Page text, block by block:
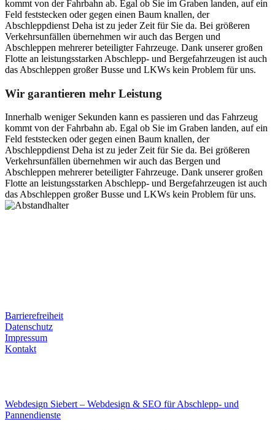
kommt von der Fahrbahn ab. Egal ob Sie im Graben landen, auf ein
Feld feststecken oder gegen einen Baum knallen, der
Abschleppdienst Deha ist zu jeder Zeit für Sie da. Bei größeren
Verkehrsunfällen übernehmen wir auch das Bergen und
Abschleppen mehrerer beteiligter Fahrzeuge. Dank unserer großen
Flotte an leistungsstarken Abschlepp- und Bergefahrzeugen ist auch
das Abschleppen großer Busse und LKWs kein Problem für uns.
Wir garantieren mehr Leistung
Innerhalb weniger Sekunden kann es passieren und das Fahrzeug
kommt von der Fahrbahn ab. Egal ob Sie im Graben landen, auf ein
Feld feststecken oder gegen einen Baum knallen, der
Abschleppdienst Deha ist zu jeder Zeit für Sie da. Bei größeren
Verkehrsunfällen übernehmen wir auch das Bergen und
Abschleppen mehrerer beteiligter Fahrzeuge. Dank unserer großen
Flotte an leistungsstarken Abschlepp- und Bergefahrzeugen ist auch
das Abschleppen großer Busse und LKWs kein Problem für uns.
Barrierefreiheit
Datenschutz
Impressum
Kontakt
Webdesign Siebert – Webdesign & SEO für Abschlepp- und
Pannendienste